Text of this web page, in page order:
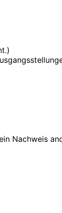
Nachweis